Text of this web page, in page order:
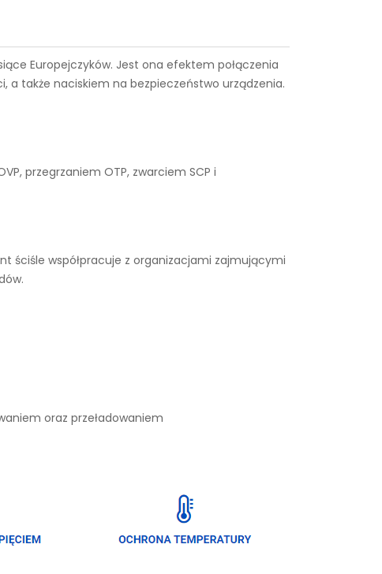
Europejczyków. Jest ona efektem połączenia
a także naciskiem na bezpieczeństwo urządzenia.
przegrzaniem OTP, zwarciem SCP i
ściśle współpracuje z organizacjami zajmującymi
oraz przeładowaniem